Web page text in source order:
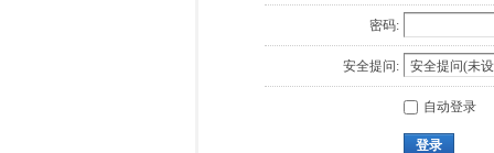
密码:
安全提问:
自动登录
登录